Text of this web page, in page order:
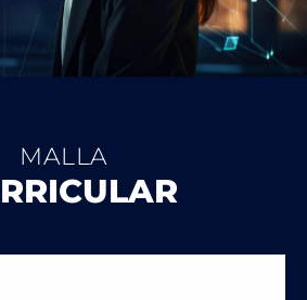
MALLA